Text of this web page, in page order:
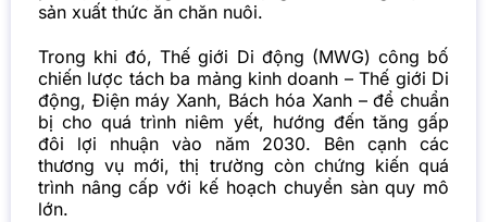
sản xuất thức ăn chăn nuôi.
Trong khi đó, Thế giới Di động (MWG) công bố
chiến lược tách ba mảng kinh doanh – Thế giới Di
động, Điện máy Xanh, Bách hóa Xanh – để chuẩn
bị cho quá trình niêm yết, hướng đến tăng gấp
đôi lợi nhuận vào năm 2030. Bên cạnh các
thương vụ mới, thị trường còn chứng kiến quá
trình nâng cấp với kế hoạch chuyển sàn quy mô
lớn.